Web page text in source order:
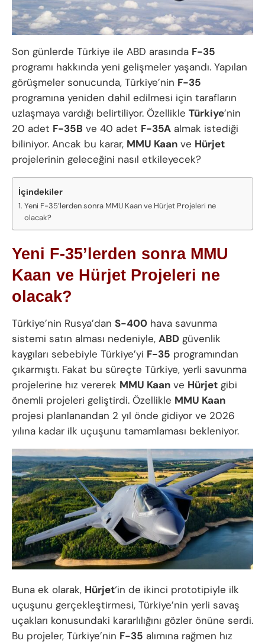
Son günlerde Türkiye ile ABD arasında F-35
programı hakkında yeni gelişmeler yaşandı. Yapılan
görüşmeler sonucunda, Türkiye’nin F-35
programına yeniden dahil edilmesi için tarafların
uzlaşmaya vardığı belirtiliyor. Özellikle Türkiye’nin
20 adet F-35B ve 40 adet F-35A almak istediği
biliniyor. Ancak bu karar, MMU Kaan ve Hürjet
projelerinin geleceğini nasıl etkileyecek?
İçindekiler
Yeni F-35’lerden sonra MMU Kaan ve Hürjet Projeleri ne
olacak?
Yeni F-35’lerden sonra MMU
Kaan ve Hürjet Projeleri ne
olacak?
Türkiye’nin Rusya’dan S-400 hava savunma
sistemi satın alması nedeniyle, ABD güvenlik
kaygıları sebebiyle Türkiye’yi F-35 programından
çıkarmıştı. Fakat bu süreçte Türkiye, yerli savunma
projelerine hız vererek MMU Kaan ve Hürjet gibi
önemli projeleri geliştirdi. Özellikle MMU Kaan
projesi planlanandan 2 yıl önde gidiyor ve 2026
yılına kadar ilk uçuşunu tamamlaması bekleniyor.
Buna ek olarak, Hürjet‘in de ikinci prototipiyle ilk
uçuşunu gerçekleştirmesi, Türkiye’nin yerli savaş
uçakları konusundaki kararlılığını gözler önüne serdi.
Bu projeler, Türkiye’nin F-35 alımına rağmen hız